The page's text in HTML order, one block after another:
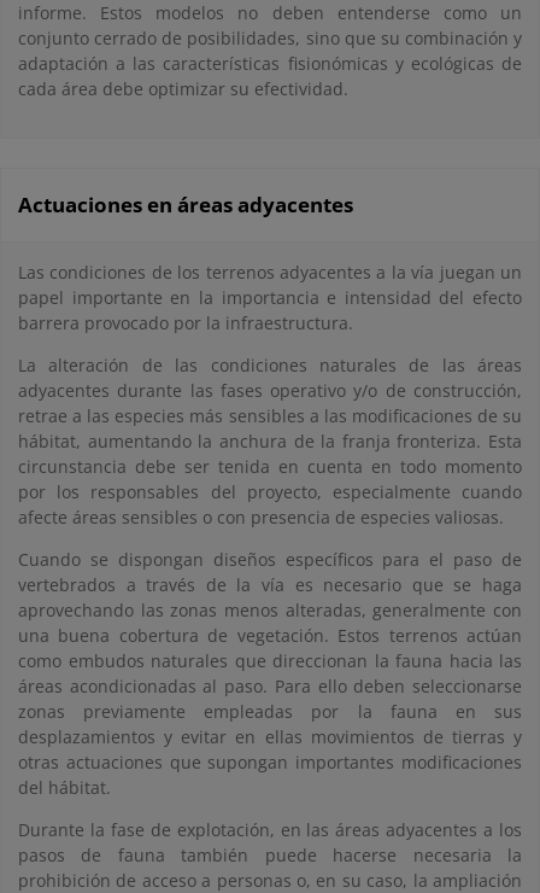
informe. Estos modelos no deben entenderse como un
conjunto cerrado de posibilidades, sino que su combinación y
adaptación a las características fisionómicas y ecológicas de
cada área debe optimizar su efectividad.
Actuaciones en áreas adyacentes
Las condiciones de los terrenos adyacentes a la vía juegan un
papel importante en la importancia e intensidad del efecto
barrera provocado por la infraestructura.
La alteración de las condiciones naturales de las áreas
adyacentes durante las fases operativo y/o de construcción,
retrae a las especies más sensibles a las modificaciones de su
hábitat, aumentando la anchura de la franja fronteriza. Esta
circunstancia debe ser tenida en cuenta en todo momento
por los responsables del proyecto, especialmente cuando
afecte áreas sensibles o con presencia de especies valiosas.
Cuando se dispongan diseños específicos para el paso de
vertebrados a través de la vía es necesario que se haga
aprovechando las zonas menos alteradas, generalmente con
una buena cobertura de vegetación. Estos terrenos actúan
como embudos naturales que direccionan la fauna hacia las
áreas acondicionadas al paso. Para ello deben seleccionarse
zonas previamente empleadas por la fauna en sus
desplazamientos y evitar en ellas movimientos de tierras y
otras actuaciones que supongan importantes modificaciones
del hábitat.
Durante la fase de explotación, en las áreas adyacentes a los
pasos de fauna también puede hacerse necesaria la
prohibición de acceso a personas o, en su caso, la ampliación